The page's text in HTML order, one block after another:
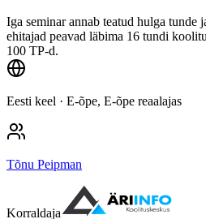
Iga seminar annab teatud hulga tunde
ehitajad peavad läbima 16 tundi
100 TP-d.
Eesti keel · E-õpe, E-õpe reaalajas
Tõnu Peipman
Korraldaja